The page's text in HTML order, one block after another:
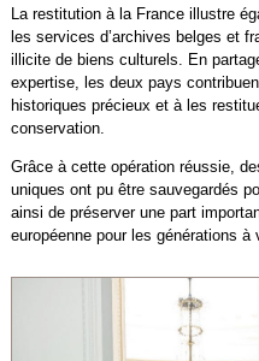
La restitution à la France illustre
les services d’archives belges et
illicite de biens culturels. En
expertise, les deux pays
historiques précieux et à les
conservation.
Grâce à cette opération réussie,
uniques ont pu être sauvegardés
ainsi de préserver une part
européenne pour les générations à